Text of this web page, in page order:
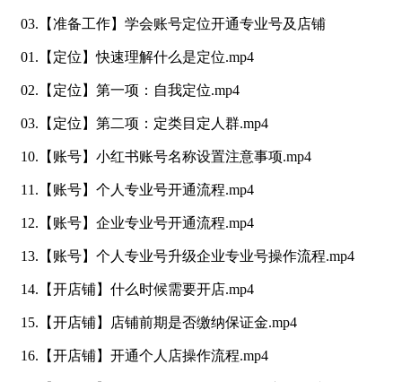
03.【准备工作】学会账号定位开通专业号及店铺
01.【定位】快速理解什么是定位.mp4
02.【定位】第一项：自我定位.mp4
03.【定位】第二项：定类目定人群.mp4
10.【账号】小红书账号名称设置注意事项.mp4
11.【账号】个人专业号开通流程.mp4
12.【账号】企业专业号开通流程.mp4
13.【账号】个人专业号升级企业专业号操作流程.mp4
14.【开店铺】什么时候需要开店.mp4
15.【开店铺】店铺前期是否缴纳保证金.mp4
16.【开店铺】开通个人店操作流程.mp4